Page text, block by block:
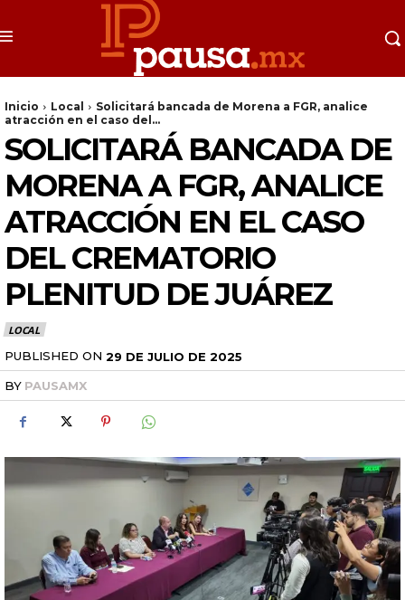
Inicio Local
Solicitará bancada de Morena a FGR, analice
atracción en el caso del...
SOLICITARÁ BANCADA DE
MORENA A FGR, ANALICE
ATRACCIÓN EN EL CASO
DEL CREMATORIO
PLENITUD DE JUÁREZ
LOCAL
PUBLISHED ON 29 DE JULIO DE 2025
BY PAUSAMX